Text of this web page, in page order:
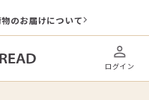
のお届けについて
ログイン